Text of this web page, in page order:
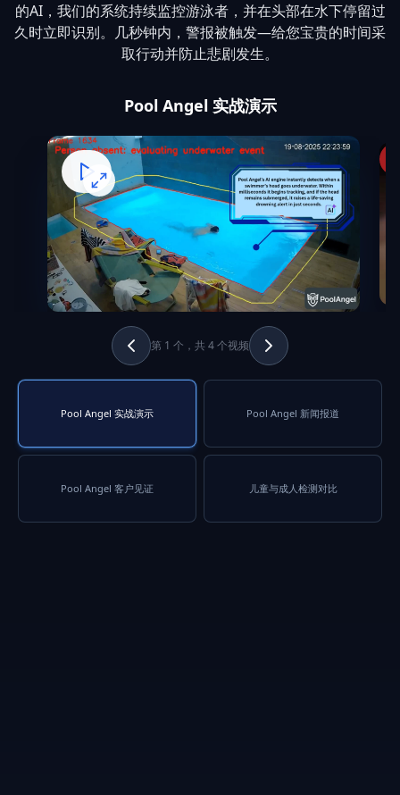
的AI，我们的系统持续监控游泳者，并在头部在水下停留过
久时立即识别。几秒钟内，警报被触发—给您宝贵的时间采
取行动并防止悲剧发生。
Pool Angel 实战演示
第 1 个，共 4 个视频
Pool Angel 实战演示 Pool Angel 新闻报道
Pool Angel 客户见证 儿童与成人检测对比